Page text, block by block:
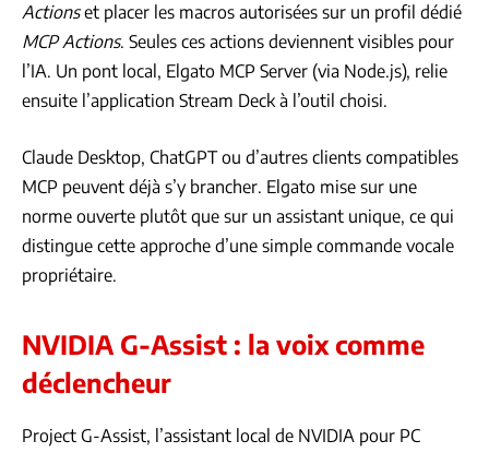
Actionset placer les macros autorisées sur un profil dédié
MCP Actions. Seules ces actions deviennent visibles pour
l’IA. Un pont local, Elgato MCP Server (via Node.js), relie
ensuite l’application Stream Deck à l’outil choisi.
Claude Desktop, ChatGPT ou d’autres clients compatibles
MCP peuvent déjà s’y brancher. Elgato mise sur une
norme ouverte plutôt que sur un assistant unique, ce qui
distingue cette approche d’une simple commande vocale
propriétaire.
NVIDIA G-Assist : la voix comme
déclencheur
Project G-Assist, l’assistant local de NVIDIA pour PC